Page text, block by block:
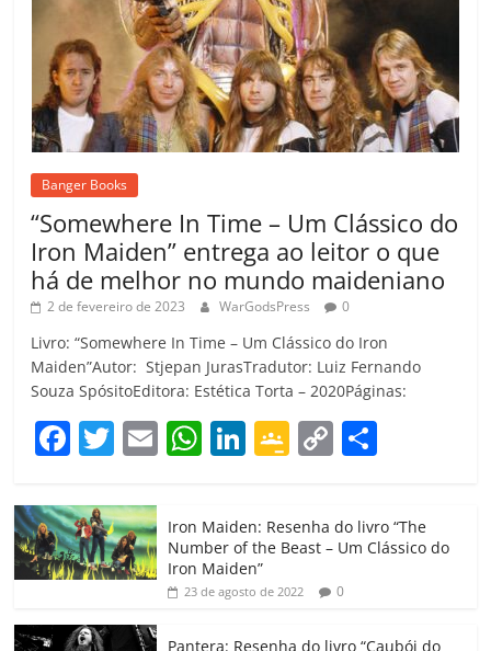
Banger Books
“Somewhere In Time – Um Clássico do
Iron Maiden” entrega ao leitor o que
há de melhor no mundo maideniano
2 de fevereiro de 2023 WarGodsPress 0
Livro: “Somewhere In Time – Um Clássico do Iron
Maiden”Autor: Stjepan JurasTradutor: Luiz Fernando
Souza SpósitoEditora: Estética Torta – 2020Páginas:
F
c
e
b
o
T
itt
er
E W
at
s
A
Li
e
dI
G
gl
e
Cl
C
p
y
Li
m
p
Iron Maiden: Resenha do livro “The
Number of the Beast – Um Clássico do
Iron Maiden”
23 de agosto de 2022 0
Pantera: Resenha do livro “Caubói do